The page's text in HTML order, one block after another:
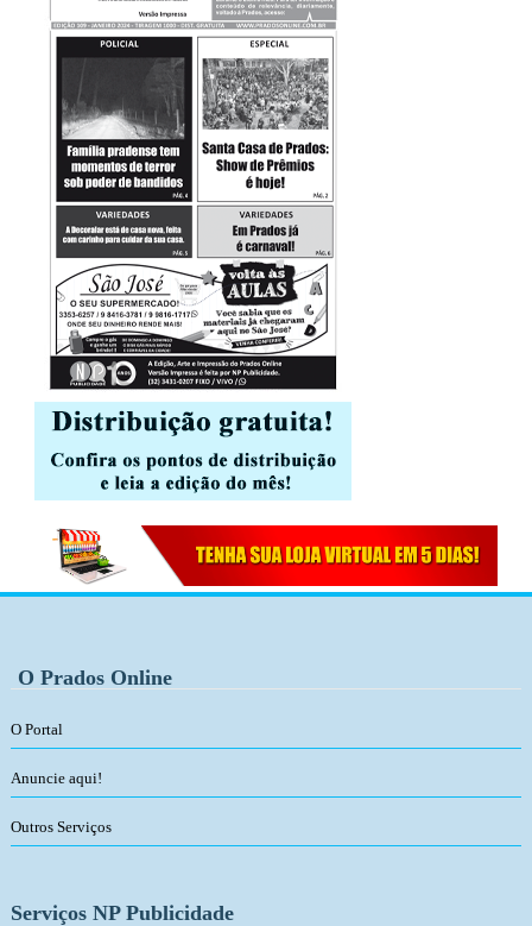
O Prados Online
O Portal
Anuncie aqui!
Outros Serviços
Serviços NP Publicidade